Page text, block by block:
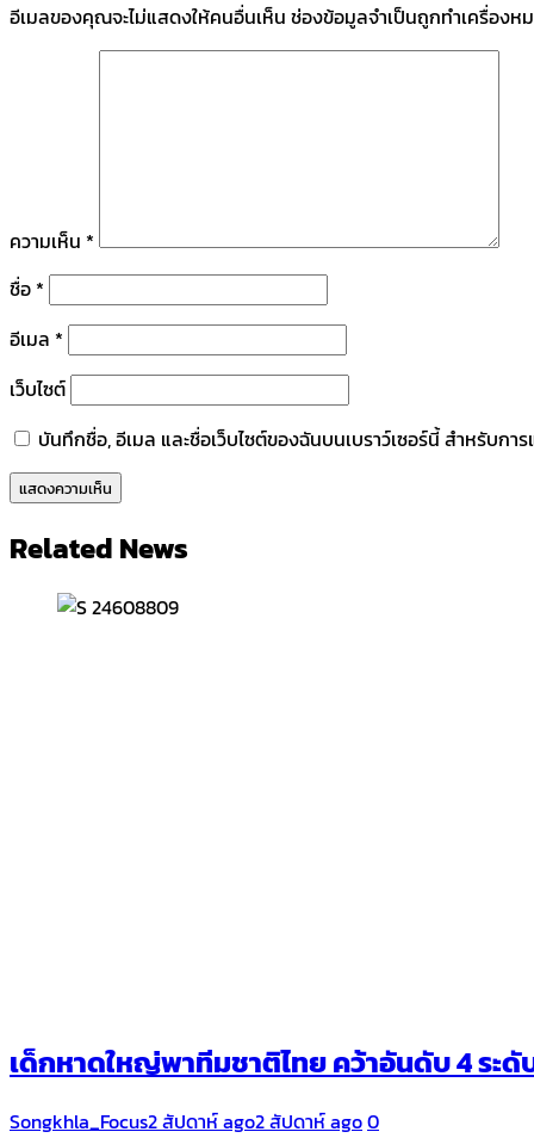
อีเมลของคุณจะไม่แสดงให้คนอื่นเห็น ช่องข้อมูลจำเป็นถูกทำเครื่องห
ความเห็น *
ชื่อ *
อีเมล *
เว็บไซต์
บันทึกชื่อ, อีเมล และชื่อเว็บไซต์ของฉันบนเบราว์เซอร์นี้ สำหรับกา
Related News
เด็กหาดใหญ่พาทีมชาติไทย คว้าอันดับ 4 ระดั
Songkhla_Focus2 สัปดาห์ ago2 สัปดาห์ ago0